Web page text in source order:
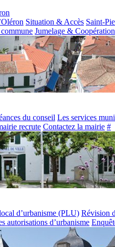
Situation & Accès Saint-
Jumelage & Coopération
du conseil Les services
recrute Contactez la mairie #
d’urbanisme (PLU) Révision
autorisations d’urbanisme